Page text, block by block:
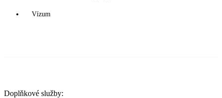
Vízum
Doplňkové služby: